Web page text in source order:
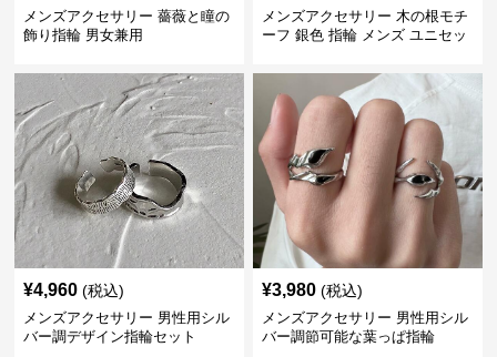
メンズアクセサリー 薔薇と瞳の
飾り指輪 男女兼用
メンズアクセサリー 木の根モチ
ーフ 銀色 指輪 メンズ ユニセッ
¥4,960 (税込)
メンズアクセサリー 男性用シル
バー調デザイン指輪セット
¥3,980 (税込)
メンズアクセサリー 男性用シル
バー調節可能な葉っぱ指輪